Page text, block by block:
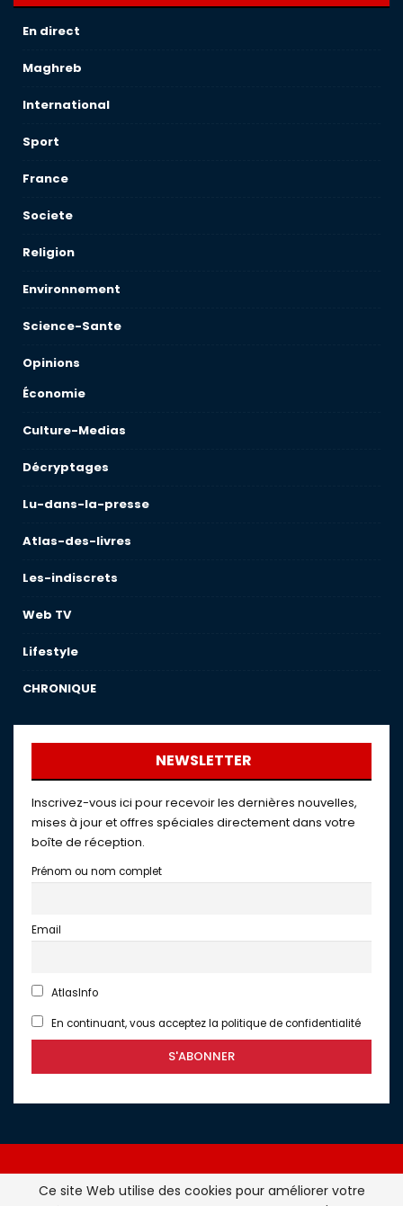
En direct
Maghreb
International
Sport
France
Societe
Religion
Environnement
Science-Sante
Opinions
Économie
Culture-Medias
Décryptages
Lu-dans-la-presse
Atlas-des-livres
Les-indiscrets
Web TV
Lifestyle
CHRONIQUE
NEWSLETTER
Inscrivez-vous ici pour recevoir les dernières nouvelles,
mises à jour et offres spéciales directement dans votre
boîte de réception.
Prénom ou nom complet
Email
AtlasInfo
En continuant, vous acceptez la politique de confidentialité
Ce site Web utilise des cookies pour améliorer votre